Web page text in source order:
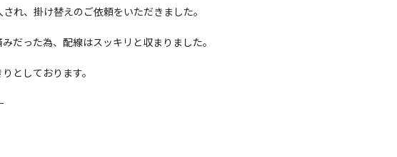
れ、掛け替えのご依頼をいただきました。
だった為、配線はスッキリと収まりました。
としております。